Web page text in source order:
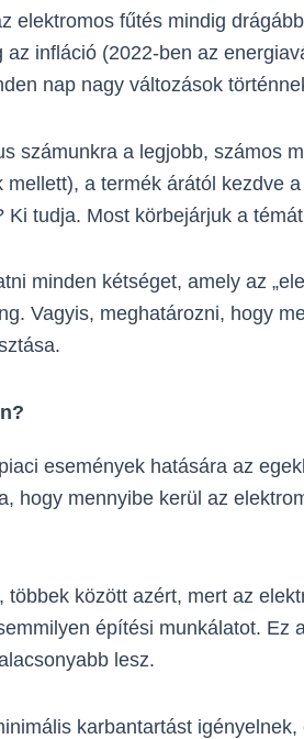
elektromos fűtés mindig
infláció (2022-ben az
nap nagy változások
számunkra a legjobb, számos
a termék árától kezdve
tudja. Most körbejárjuk a
minden kétséget, amely az
Vagyis, meghatározni, hogy
események hatására az
hogy mennyibe kerül az
többek között azért, mert az
építési munkálatot. Ez
lesz.
karbantartást igényelnek,